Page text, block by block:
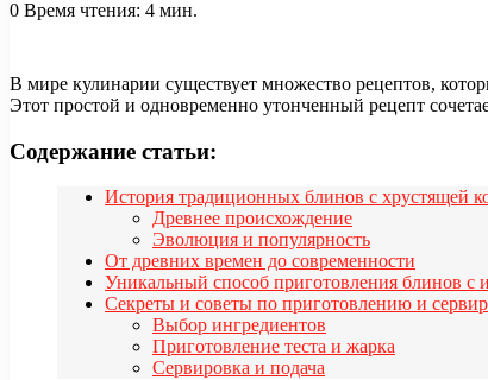
0 Время чтения: 4 мин.
В мире кулинарии существует множество рецептов,
Этот простой и одновременно утонченный рецепт
Содержание статьи:
История традиционных блинов с хрустящей
Древнее происхождение
Эволюция и популярность
От древних времен до современности
Уникальный способ приготовления блинов
Секреты и советы по приготовлению и
Выбор ингредиентов
Приготовление теста и жарка
Сервировка и подача